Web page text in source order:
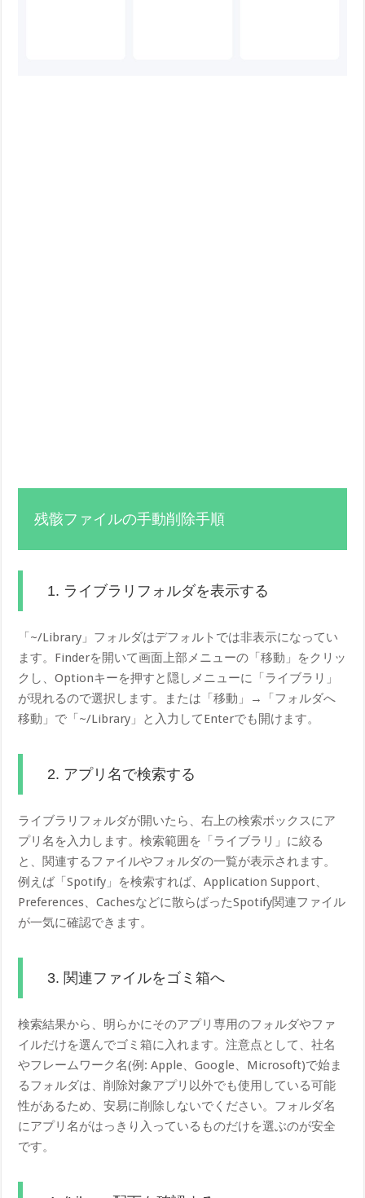
残骸ファイルの手動削除手順
1. ライブラリフォルダを表示する
「~/Library」フォルダはデフォルトでは非表示になってい
ます。Finderを開いて画面上部メニューの「移動」をクリッ
クし、Optionキーを押すと隠しメニューに「ライブラリ」
が現れるので選択します。または「移動」→「フォルダへ
移動」で「~/Library」と入力してEnterでも開けます。
2. アプリ名で検索する
ライブラリフォルダが開いたら、右上の検索ボックスにア
プリ名を入力します。検索範囲を「ライブラリ」に絞る
と、関連するファイルやフォルダの一覧が表示されます。
例えば「Spotify」を検索すれば、Application Support、
Preferences、Cachesなどに散らばったSpotify関連ファイル
が一気に確認できます。
3. 関連ファイルをゴミ箱へ
検索結果から、明らかにそのアプリ専用のフォルダやファ
イルだけを選んでゴミ箱に入れます。注意点として、社名
やフレームワーク名(例: Apple、Google、Microsoft)で始ま
るフォルダは、削除対象アプリ以外でも使用している可能
性があるため、安易に削除しないでください。フォルダ名
にアプリ名がはっきり入っているものだけを選ぶのが安全
です。